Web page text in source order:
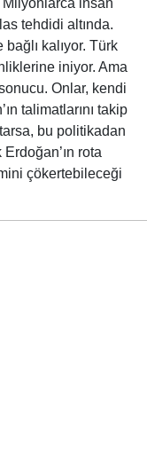
insan
tehdidi altında.
kalıyor. Türk
iniyor. Ama
Onlar, kendi
talimatlarını takip
bu politikadan
rota
çökertebileceği